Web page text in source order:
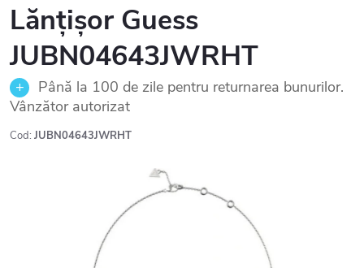
Lănțișor Guess
JUBN04643JWRHT
Până la 100 de zile pentru returnarea bunurilor.
Vânzător autorizat
Cod: JUBN04643JWRHT